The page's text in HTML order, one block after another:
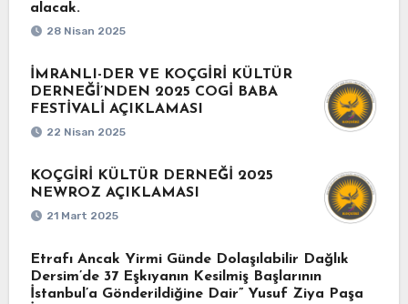
alacak.
28 Nisan 2025
İMRANLI-DER VE KOÇGİRİ KÜLTÜR
DERNEĞİ’NDEN 2025 COGİ BABA
FESTİVALİ AÇIKLAMASI
22 Nisan 2025
KOÇGİRİ KÜLTÜR DERNEĞİ 2025
NEWROZ AÇIKLAMASI
21 Mart 2025
Etrafı Ancak Yirmi Günde Dolaşılabilir Dağlık
Dersim’de 37 Eşkıyanın Kesilmiş Başlarının
İstanbul’a Gönderildiğine Dair” Yusuf Ziya Paşa